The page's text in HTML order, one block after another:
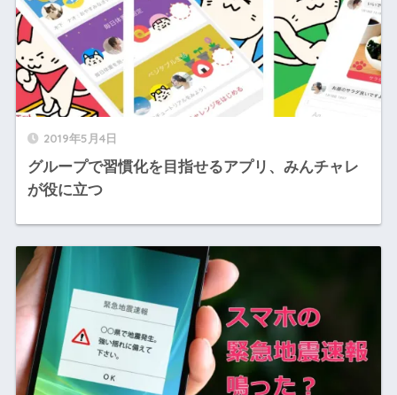
2019年5月4日
グループで習慣化を目指せるアプリ、みんチャレ
が役に立つ